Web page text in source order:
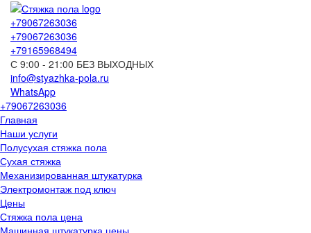
+79067263036
+79067263036
+79165968494
С 9:00 - 21:00 БЕЗ ВЫХОДНЫХ
info@styazhka-pola.ru
WhatsApp
+79067263036
Главная
Наши услуги
Полусухая стяжка пола
Сухая стяжка
Механизированная штукатурка
Электромонтаж под ключ
Цены
Стяжка пола цена